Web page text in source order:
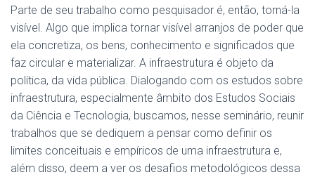
Parte de seu trabalho como pesquisador é, então, torná-la
visível. Algo que implica tornar visível arranjos de poder que
ela concretiza, os bens, conhecimento e significados que
faz circular e materializar. A infraestrutura é objeto da
política, da vida pública. Dialogando com os estudos sobre
infraestrutura, especialmente âmbito dos Estudos Sociais
da Ciência e Tecnologia, buscamos, nesse seminário, reunir
trabalhos que se dediquem a pensar como definir os
limites conceituais e empíricos de uma infraestrutura e,
além disso, deem a ver os desafios metodológicos dessa